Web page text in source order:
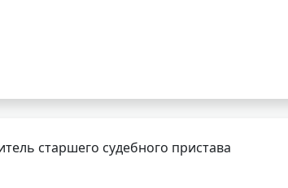
старшего судебного пристава